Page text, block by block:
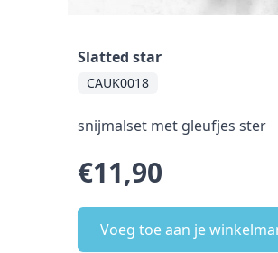
Slatted star
CAUK0018
snijmalset met gleufjes ster
€11,90
Voeg toe aan je